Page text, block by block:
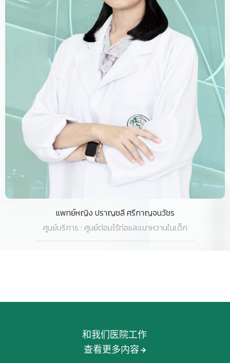
แพทย์หญิง ปราญชลี ศรีกาญจนวัชร
ศูนย์บริการ : ศูนย์ต่อมไร้ท่อและเบาหวานในเด็ก
和我们医院工作
查看更多内容